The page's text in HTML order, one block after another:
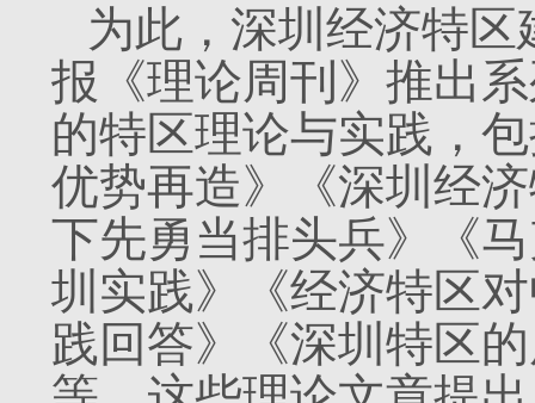
为此，深圳经济特
报《理论周刊》推出
的特区理论与实践，
优势再造》《深圳经
下先勇当排头兵》《
圳实践》《经济特区
践回答》《深圳特区